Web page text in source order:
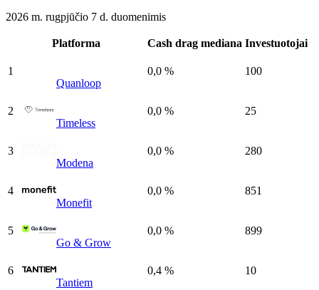
2026 m. rugpjūčio 7 d. duomenimis
Platforma Cash drag mediana Investuotojai
1
Quanloop
0,0 % 100
2
Timeless
0,0 % 25
3
Modena
0,0 % 280
4
Monefit
0,0 % 851
5
Go & Grow
0,0 % 899
6
Tantiem
0,4 % 10